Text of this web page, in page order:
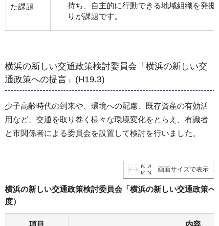
た課題
持ち、自主的に行動できる地域組織を発
りが課題です。
横浜の新しい交通政策検討委員会「横浜の新しい交
通政策への提言」(H19.3)
少子高齢時代の到来や、環境への配慮、既存資産の有効活
用など、交通を取り巻く様々な環境変化をとらえ、有識者
と市関係者による委員会を設置して検討を行いました。
画面サイズで表示
横浜の新しい交通政策検討委員会「横浜の新しい交通政策
度）